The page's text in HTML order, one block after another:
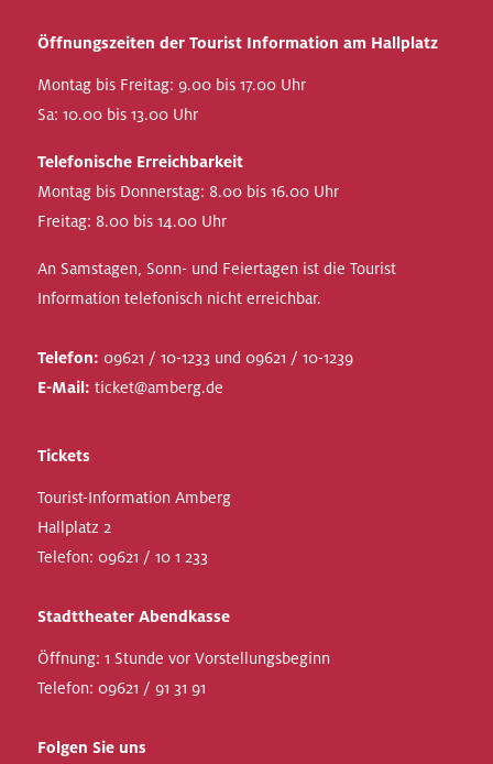
Öffnungszeiten der Tourist Information am Hallplatz
Montag bis Freitag: 9.00 bis 17.00 Uhr
Sa: 10.00 bis 13.00 Uhr
Telefonische Erreichbarkeit
Montag bis Donnerstag: 8.00 bis 16.00 Uhr
Freitag: 8.00 bis 14.00 Uhr
An Samstagen, Sonn- und Feiertagen ist die Tourist
Information telefonisch nicht erreichbar.
Telefon: 09621 / 10-1233 und 09621 / 10-1239
E-Mail: ticket@amberg.de
Tickets
Tourist-Information Amberg
Hallplatz 2
Telefon: 09621 / 10 1 233
Stadttheater Abendkasse
Öffnung: 1 Stunde vor Vorstellungsbeginn
Telefon: 09621 / 91 31 91
Folgen Sie uns